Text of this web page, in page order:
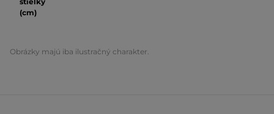
(cm)
Obrázky majú iba ilustračný charakter.